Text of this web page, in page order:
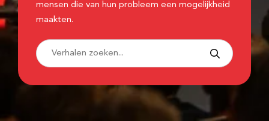
mensen die van hun probleem een mogelijkheid
maakten.